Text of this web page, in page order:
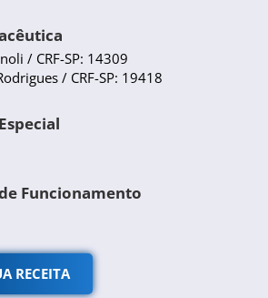
/ CRF-SP: 14309
/ CRF-SP: 19418
Funcionamento
RECEITA